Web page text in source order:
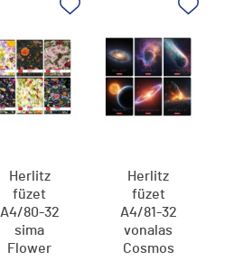
Herlitz
füzet
A4/80-32
sima
Flower
Herlitz
füzet
A4/81-32
vonalas
Cosmos